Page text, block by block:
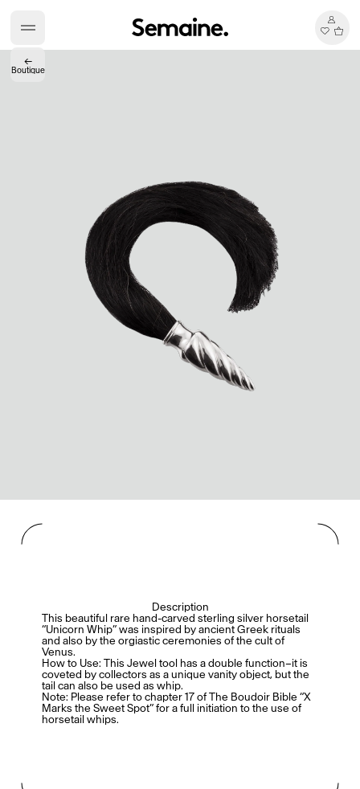
←
Boutique
Description
This beautiful rare hand-carved sterling silver horsetail
“Unicorn Whip” was inspired by ancient Greek rituals
and also by the orgiastic ceremonies of the cult of
Venus.
How to Use: This Jewel tool has a double function–it is
coveted by collectors as a unique vanity object, but the
tail can also be used as whip.
Note: Please refer to chapter 17 of The Boudoir Bible “X
Marks the Sweet Spot” for a full initiation to the use of
horsetail whips.